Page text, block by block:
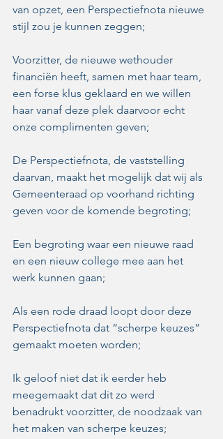
van opzet, een Perspectiefnota nieuwe
stijl zou je kunnen zeggen;
Voorzitter, de nieuwe wethouder
financiën heeft, samen met haar team,
een forse klus geklaard en we willen
haar vanaf deze plek daarvoor echt
onze complimenten geven;
De Perspectiefnota, de vaststelling
daarvan, maakt het mogelijk dat wij als
Gemeenteraad op voorhand richting
geven voor de komende begroting;
Een begroting waar een nieuwe raad
en een nieuw college mee aan het
werk kunnen gaan;
Als een rode draad loopt door deze
Perspectiefnota dat “scherpe keuzes”
gemaakt moeten worden;
Ik geloof niet dat ik eerder heb
meegemaakt dat dit zo werd
benadrukt voorzitter, de noodzaak van
het maken van scherpe keuzes;